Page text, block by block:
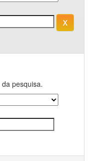
pesquisa.